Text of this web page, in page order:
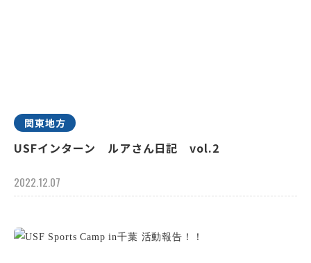
関東地方
USFインターン ルアさん日記 vol.2
2022.12.07